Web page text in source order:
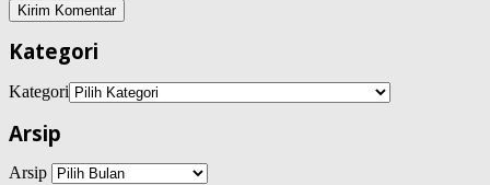
Kategori
Kategori
Arsip
Arsip